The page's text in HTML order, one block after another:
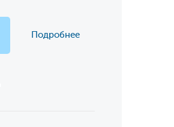
Подробнее